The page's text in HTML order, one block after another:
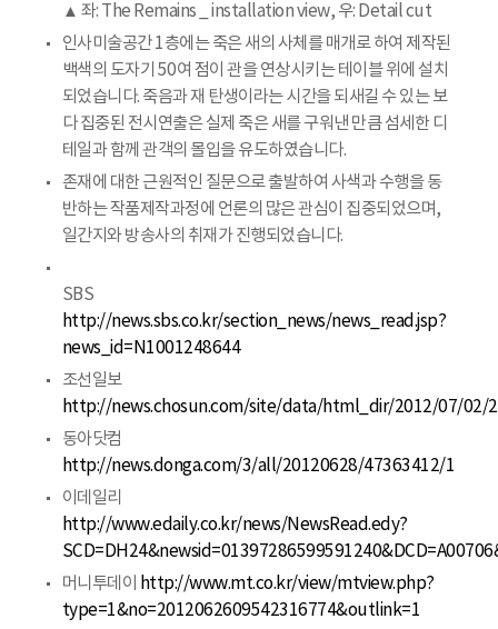
▲ 좌: The Remains _ installation view, 우: Detail cut
인사미술공간 1층에는 죽은 새의 사체를 매개로 하여 제작된
백색의 도자기 50여 점이 관을 연상시키는 테이블 위에 설치
되었습니다. 죽음과 재 탄생이라는 시간을 되새길 수 있는 보
다 집중된 전시연출은 실제 죽은 새를 구워낸 만큼 섬세한 디
테일과 함께 관객의 몰입을 유도하였습니다.
존재에 대한 근원적인 질문으로 출발하여 사색과 수행을 동
반하는 작품제작과정에 언론의 많은 관심이 집중되었으며,
일간지와 방송사의 취재가 진행되었습니다.
SBS
http://news.sbs.co.kr/section_news/news_read.jsp?
news_id=N1001248644
조선일보
http://news.chosun.com/site/data/html_dir/2012/07/02/
동아닷컴
http://news.donga.com/3/all/20120628/47363412/1
이데일리
http://www.edaily.co.kr/news/NewsRead.edy?
머니투데이
http://www.mt.co.kr/view/mtview.php?
type=1&no=2012062609542316774&outlink=1